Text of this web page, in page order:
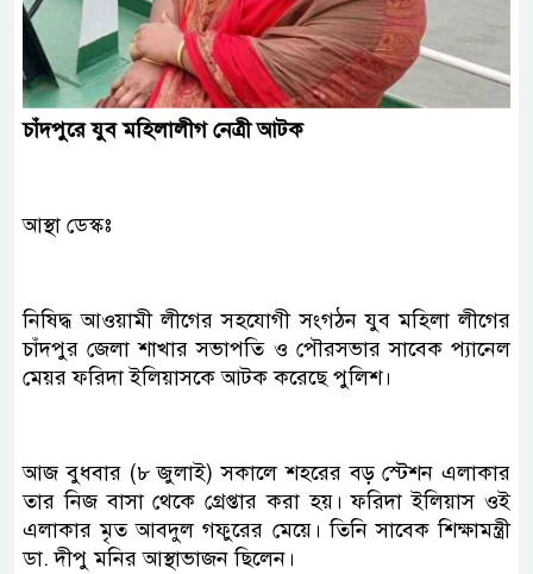
চাঁদপুরে যুব মহিলালীগ নেত্রী আটক
আস্থা ডেস্কঃ
নিষিদ্ধ আওয়ামী লীগের সহযোগী সংগঠন যুব মহিলা লীগের
চাঁদপুর জেলা শাখার সভাপতি ও পৌরসভার সাবেক প্যানেল
মেয়র ফরিদা ইলিয়াসকে আটক করেছে পুলিশ।
আজ বুধবার (৮ জুলাই) সকালে শহরের বড় স্টেশন এলাকার
তার নিজ বাসা থেকে গ্রেপ্তার করা হয়। ফরিদা ইলিয়াস ওই
এলাকার মৃত আবদুল গফুরের মেয়ে। তিনি সাবেক শিক্ষামন্ত্রী
ডা. দীপু মনির আস্থাভাজন ছিলেন।